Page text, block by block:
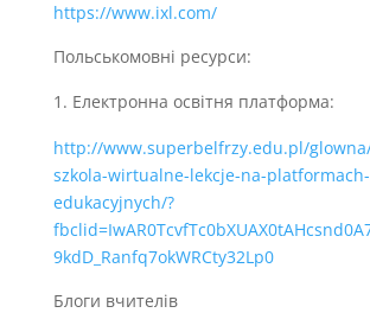
https://www.ixl.com/
Польськомовні ресурси:
Електронна освітня платформа:
http://www.superbelfrzy.edu.pl/
szkola-wirtualne-lekcje-na-platformach-
edukacyjnych/?
9kdD_Ranfq7okWRCty32Lp0
Блоги вчителів